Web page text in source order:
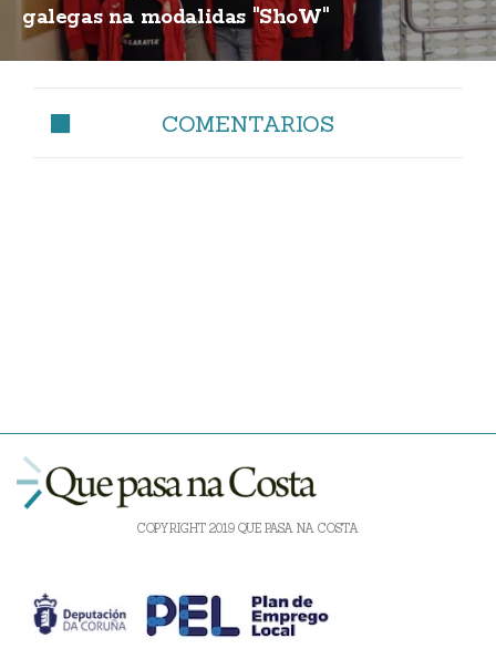
galegas na modalidas "ShoW"
COMENTARIOS
COPYRIGHT 2019 QUE PASA NA COSTA